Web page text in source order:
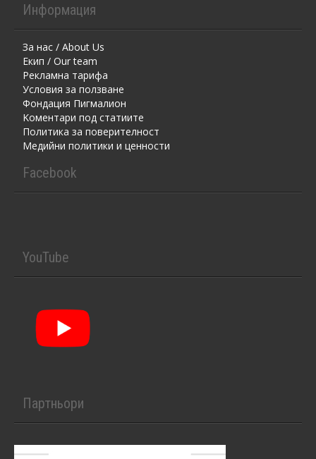
Информация
За нас / About Us
Екип / Our team
Рекламна тарифа
Условия за ползване
Фондация Пигмалион
Kоментaри под статиите
Политика за поверителност
Медийни политики и ценности
Facebook
YouTube
Партньори